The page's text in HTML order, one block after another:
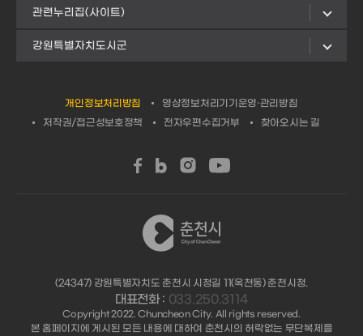
관련누리집(사이트)
강원특별자치도시군
개인정보처리방침
영상정보처리기기운영·관리방침
저작권/접근성보호정책
전자우편수집거부 찾아오시는 길
(24347) 강원특별자치도 춘천시 시청길 11(옥천동) 춘천시청.
대표전화 : 033.250.3114
Copyright 2022. Chuncheon City. All rights reserved.
본 홈페이지에 게시된 모든 내용에 대하여 춘천시의 허락없는 무단복제를